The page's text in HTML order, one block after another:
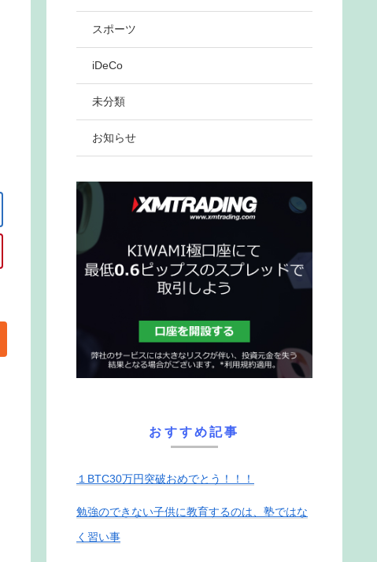
スポーツ
iDeCo
未分類
お知らせ
おすすめ記事
１BTC30万円突破おめでとう！！！
勉強のできない子供に教育するのは、塾ではな
く習い事